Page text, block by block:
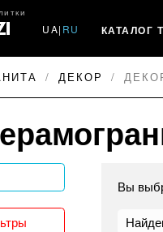
UA| RU КАТАЛОГ
ДЕКОР
Вы